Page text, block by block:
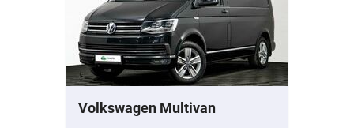
Volkswagen Multivan